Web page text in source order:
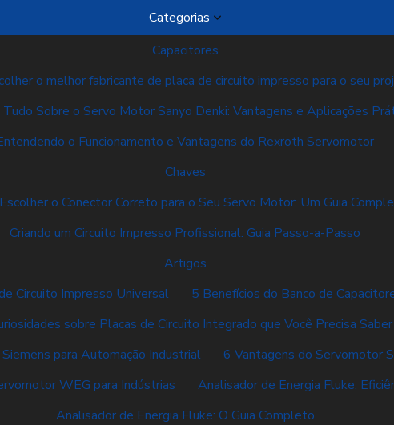
Categorias
Capacitores
o melhor fabricante de placa de circuito impresso para o seu
Sobre o Servo Motor Sanyo Denki: Vantagens e Aplicações
o Funcionamento e Vantagens do Rexroth Servomotor
Chaves
o Conector Correto para o Seu Servo Motor: Um Guia
Criando um Circuito Impresso Profissional: Guia Passo-a-Passo
Artigos
Circuito Impresso Universal
5 Benefícios do Banco de
sobre Placas de Circuito Integrado que Você Precisa Saber
para Automação Industrial
6 Vantagens do Servomotor
WEG para Indústrias
Analisador de Energia Fluke:
Analisador de Energia Fluke: O Guia Completo